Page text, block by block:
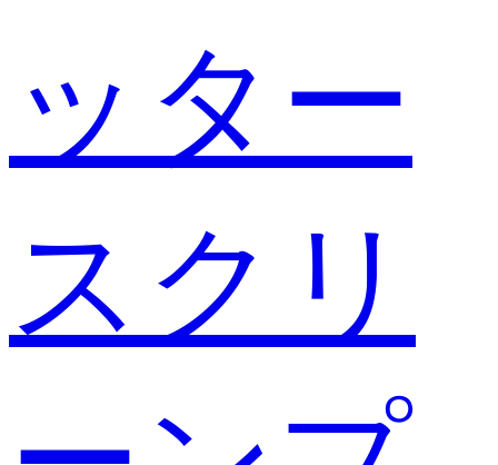
ッター
スクリ